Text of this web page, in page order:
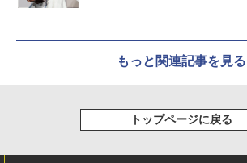
もっと関連記事を見る
トップページに戻る